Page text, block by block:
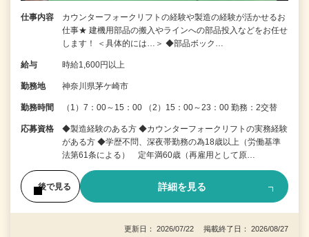
仕事内容
カウンターフォークリフトの経験や製造の経験が活かせるお
仕事★ 建機用部品の搬入やラインへの部品投入などをお任せ
します！ ＜具体的には…＞ ◆部品ボック…
給与 時給1,600円以上
勤務地 神奈川県茅ケ崎市
勤務時間 （1）7：00～15：00 （2）15：00～23：00 勤務：2交替
応募資格
◆製造経験のある方 ◆カウンターフォークリフトの実務経験
がある方 ◆学歴不問、深夜帯勤務の為18歳以上（労働基準
法第61条による） 定年満60歳（再雇用として原…
後で見る 詳細を見る
更新日： 2026/07/22 掲載終了日： 2026/08/27